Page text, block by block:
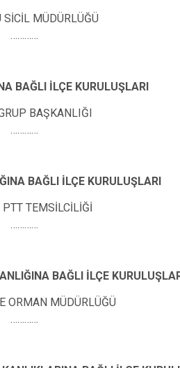
SİCİL MÜDÜRLÜĞÜ
…………
BAĞLI İLÇE KURULUŞLARI
BAŞKANLIĞI
…………
BAĞLI İLÇE KURULUŞLARI
TEMSİLCİLİĞİ
…………
BAĞLI İLÇE
ORMAN MÜDÜRLÜĞÜ
…………